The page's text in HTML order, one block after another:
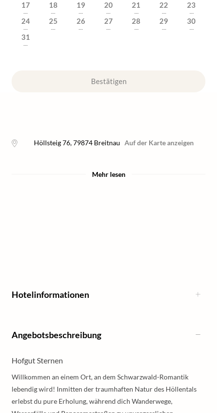
17
---
18
---
19
---
20
---
21
---
22
---
23
---
24
---
25
---
26
---
27
---
28
---
29
---
30
---
31
---
Bestätigen
Höllsteig 76,79874 Breitnau Auf der Karte anzeigen
Mehr lesen
Hotelinformationen
Angebotsbeschreibung
Hofgut Sternen
Willkommen an einem Ort, an dem Schwarzwald-Romantik
lebendig wird! Inmitten der traumhaften Natur des Höllentals
erlebst du pure Erholung, während dich Wanderwege,